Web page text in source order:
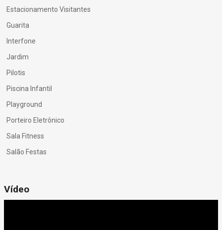
Estacionamento Visitantes
Guarita
Interfone
Jardim
Pilotis
Piscina Infantil
Playground
Porteiro Eletrônico
Sala Fitness
Salão Festas
Vídeo